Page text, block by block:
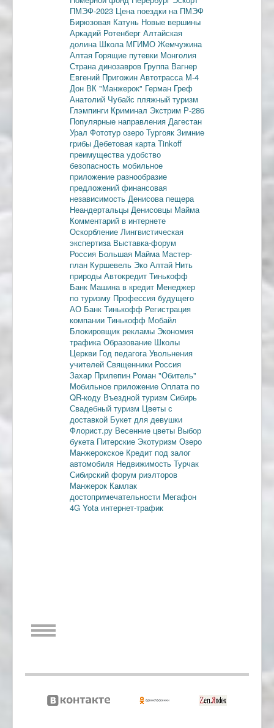
ПМЭФ-2023 Цена поездки на ПМЭФ
Бирюзовая Катунь Новые вершины
Аркадий Ротенберг Алтайская
долина Школа МГИМО Жемчужина
Алтая Горящие путевки Монголия
Страна динозавров Группа Вагнер
Евгений Пригожин Автотрасса М-4
Дон ВК "Манжерок" Герман Греф
Анатолий Чубайс пляжный туризм
Глэмпинги Криминал Экстрим Р-286
Популярные направления Дагестан
Урал Фототур озеро Тургояк Зимние
грибы Дебетовая карта Tinkoff
преимущества удобство
безопасность мобильное
приложение разнообразие
предложений финансовая
независимость Денисова пещера
Неандертальцы Денисовцы Майма
Комментарий в интернете
Оскорбление Лингвистическая
экспертиза Выставка-форум
Россия Большая Майма Мастер-
план Куршевель Эко Алтай Нить
природы Автокредит Тинькофф
Банк Машина в кредит Менеджер
по туризму Профессия будущего
АО Банк Тинькофф Регистрация
компании Тинькофф Мобайл
Блокировщик рекламы Экономия
трафика Образование Школы
Церкви Год педагога Увольнения
учителей Священники Россия
Захар Прилепин Роман "Обитель"
Мобильное приложение Оплата по
QR-коду Въездной туризм Сибирь
Свадебный туризм Цветы с
доставкой Букет для девушки
Флорист.ру Весенние цветы Выбор
букета Питерские Экотуризм Озеро
Манжерокское Кредит под залог
автомобиля Недвижимость Турчак
Сибирский форум риэлторов
Манжерок Камлак
достопримечательности Мегафон
4G Yota интернет-трафик